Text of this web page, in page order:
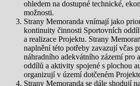
ohledem na dostupné technické,
možnosti.
Strany Memoranda vnímají jako
kontinuity činnosti Sportovních
a realizace Projektu. Strany
naplnění této potřeby zavazují včas
náhradního adekvátního zázemí pro
oddílů a aktivity spojené s plochou
organizují v území dotčeném
Strany Memoranda se dále shodují